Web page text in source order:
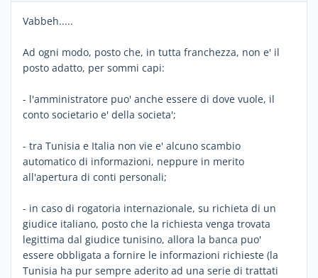
Vabbeh.....
Ad ogni modo, posto che, in tutta franchezza, non e' il
posto adatto, per sommi capi:
- l'amministratore puo' anche essere di dove vuole, il
conto societario e' della societa';
- tra Tunisia e Italia non vie e' alcuno scambio
automatico di informazioni, neppure in merito
all'apertura di conti personali;
- in caso di rogatoria internazionale, su richieta di un
giudice italiano, posto che la richiesta venga trovata
legittima dal giudice tunisino, allora la banca puo'
essere obbligata a fornire le informazioni richieste (la
Tunisia ha pur sempre aderito ad una serie di trattati